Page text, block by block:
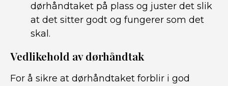
dørhåndtaket på plass og juster det slik
at det sitter godt og fungerer som det
skal.
Vedlikehold av dørhåndtak
For å sikre at dørhåndtaket forblir i god